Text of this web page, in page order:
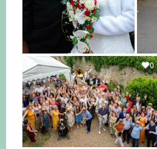
0